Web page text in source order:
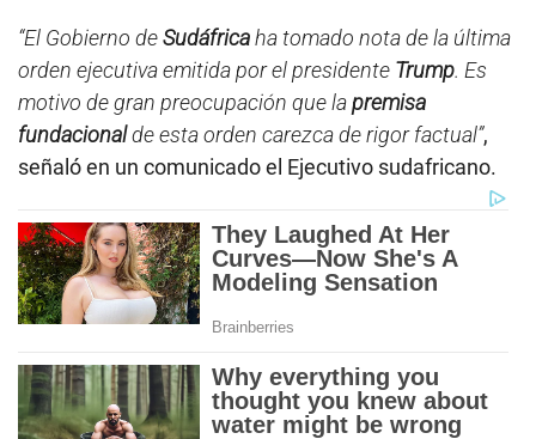
“El Gobierno deSudáfricaha tomado nota de la última
orden ejecutiva emitida por el presidente Trump. Es
motivo de gran preocupación que lapremisa
fundacionalde esta orden carezca de rigor factual”,
señaló en un comunicado el Ejecutivo sudafricano.